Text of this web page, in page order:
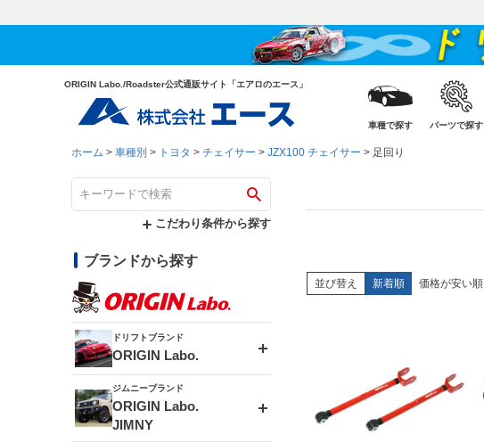
ORIGIN Labo./Roadster公式通販サイト「エアロのエース」
車種で探す パーツで探す
ホーム 車種別 トヨタ チェイサー JZX100 チェイサー 足回り
こだわり条件から探す
ブランドから探す
ドリフトブランド
ORIGIN Labo.
エアロシリーズ
ジムニーブランド
ORIGIN Labo.
JIMNY
並び替え 新着順 価格が安い順